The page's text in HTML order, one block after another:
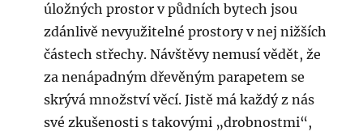
úložných prostor v půdních bytech jsou
zdánlivě nevyužitelné prostory v nej nižších
částech střechy. Návštěvy nemusí vědět, že
za nenápadným dřevěným parapetem se
skrývá množství věcí. Jistě má každý z nás
své zkušenosti s takovými „drobnostmi“,